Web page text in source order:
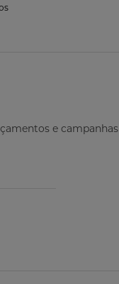
e campanhas